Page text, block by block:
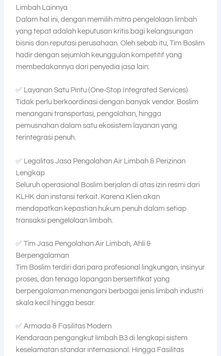
Limbah Lainnya
Dalam hal ini, dengan memilih mitra pengelolaan limbah
yang tepat adalah keputusan kritis bagi kelangsungan
bisnis dan reputasi perusahaan. Oleh sebab itu, Tim Boslim
hadir dengan sejumlah keunggulan kompetitif yang
membedakannya dari penyedia jasa lain:
✅ Layanan Satu Pintu (One-Stop Integrated Services)
Tidak perlu berkoordinasi dengan banyak vendor. Boslim
menangani transportasi, pengolahan, hingga
pemusnahan dalam satu ekosistem layanan yang
terintegrasi penuh.
✅ Legalitas Jasa Pengolahan Air Limbah & Perizinan
Lengkap
Seluruh operasional Boslim berjalan di atas izin resmi dari
KLHK dan instansi terkait. Karena Klien akan
mendapatkan kepastian hukum penuh dalam setiap
transaksi pengelolaan limbah.
✅ Tim Jasa Pengolahan Air Limbah, Ahli &
Berpengalaman
Tim Boslim terdiri dari para profesional lingkungan, insinyur
proses, dan tenaga lapangan bersertifikat yang
berpengalaman menangani berbagai jenis limbah industri
skala kecil hingga besar.
✅ Armada & Fasilitas Modern
Kendaraan pengangkut limbah B3 di lengkapi sistem
keselamatan standar internasional. Hingga Fasilitas